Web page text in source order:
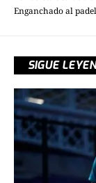
Enganchado al
SIGUE